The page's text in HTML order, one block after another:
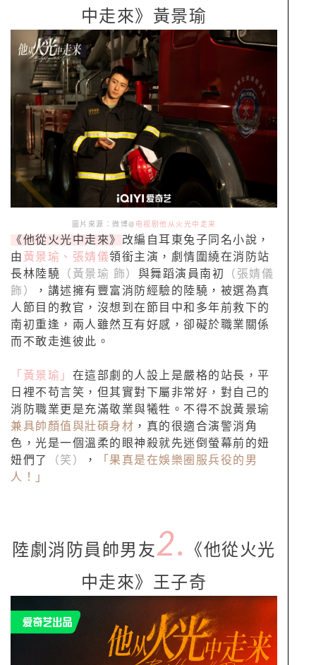
中走來》黃景瑜
圖片來源：微博@ 电视剧他从火光中走来
《他從火光中走來》 改編自耳東兔子同名小說，
由 黃景瑜、張婧儀領銜主演，劇情圍繞在消防站
長林陸驍 （黃景瑜 飾） 與舞蹈演員南初
（張婧儀
飾）
，講述擁有豐富消防經驗的陸驍，被選為真
人節目的教官，沒想到在節目中和多年前救下的
南初重逢，兩人雖然互有好感，卻礙於職業關係
而不敢走進彼此。
「黃景瑜」 在這部劇的人設上是嚴格的站長，平
日裡不苟言笑，但其實對下屬非常好，對自己的
消防職業更是充滿敬業與犧牲。不得不說黃景瑜
兼具帥顏值與壯碩身材 ，真的很適合演警消角
色，光是一個溫柔的眼神殺就先迷倒螢幕前的妞
妞們了
（笑） ，
「果真是在娛樂圈服兵役的男
人！」
陸劇消防員帥男友2.
《他從火光
中走來》王子奇